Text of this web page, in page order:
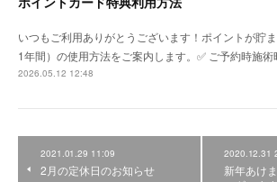
いつもご利用ありがとうございます！ポイントが貯
1年間）の使用方法をご案内します。✅ ご予約時施
2026.05.12 12:48
2021.01.29 11:09
2月の定休日のお知らせ
2020.12.31
新年あけ